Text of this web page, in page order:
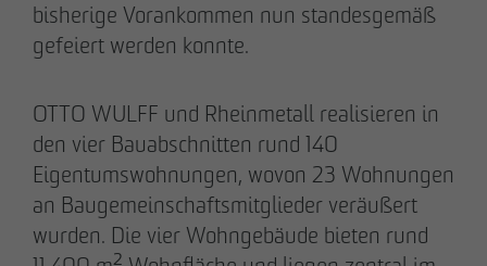
bisherige Vorankommen nun standesgemäß
gefeiert werden konnte.
OTTO WULFF und Rheinmetall realisieren in
den vier Bauabschnitten rund 140
Eigentumswohnungen, wovon 23 Wohnungen
an Baugemeinschaftsmitglieder veräußert
wurden. Die vier Wohngebäude bieten rund